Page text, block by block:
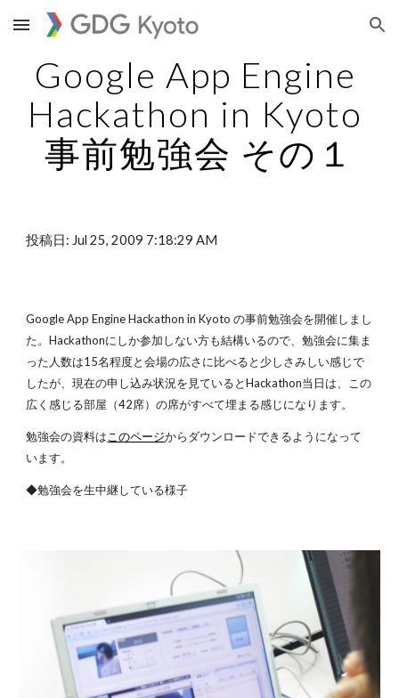
Skip to main content Skip to navigation
Google App Engine
Hackathon in Kyoto
事前勉強会 その１
投稿日: Jul 25, 2009 7:18:29 AM
Google App Engine Hackathon in Kyoto の事前勉強会を開催しまし
た。Hackathonにしか参加しない方も結構いるので、勉強会に集ま
った人数は15名程度と会場の広さに比べると少しさみしい感じで
したが、現在の申し込み状況を見ているとHackathon当日は、この
広く感じる部屋（42席）の席がすべて埋まる感じになります。
勉強会の資料は このページからダウンロードできるようになって
います。
◆勉強会を生中継している様子